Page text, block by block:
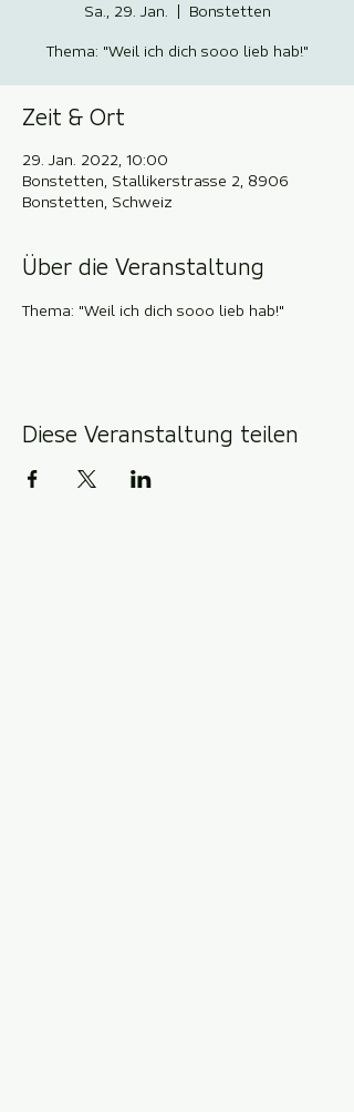
Sa., 29. Jan. Bonstetten
Thema: "Weil ich dich sooo lieb hab!"
Zeit & Ort
29. Jan. 2022, 10:00
Bonstetten, Stallikerstrasse 2, 8906
Bonstetten, Schweiz
Über die Veranstaltung
Thema: "Weil ich dich sooo lieb hab!"
Diese Veranstaltung teilen